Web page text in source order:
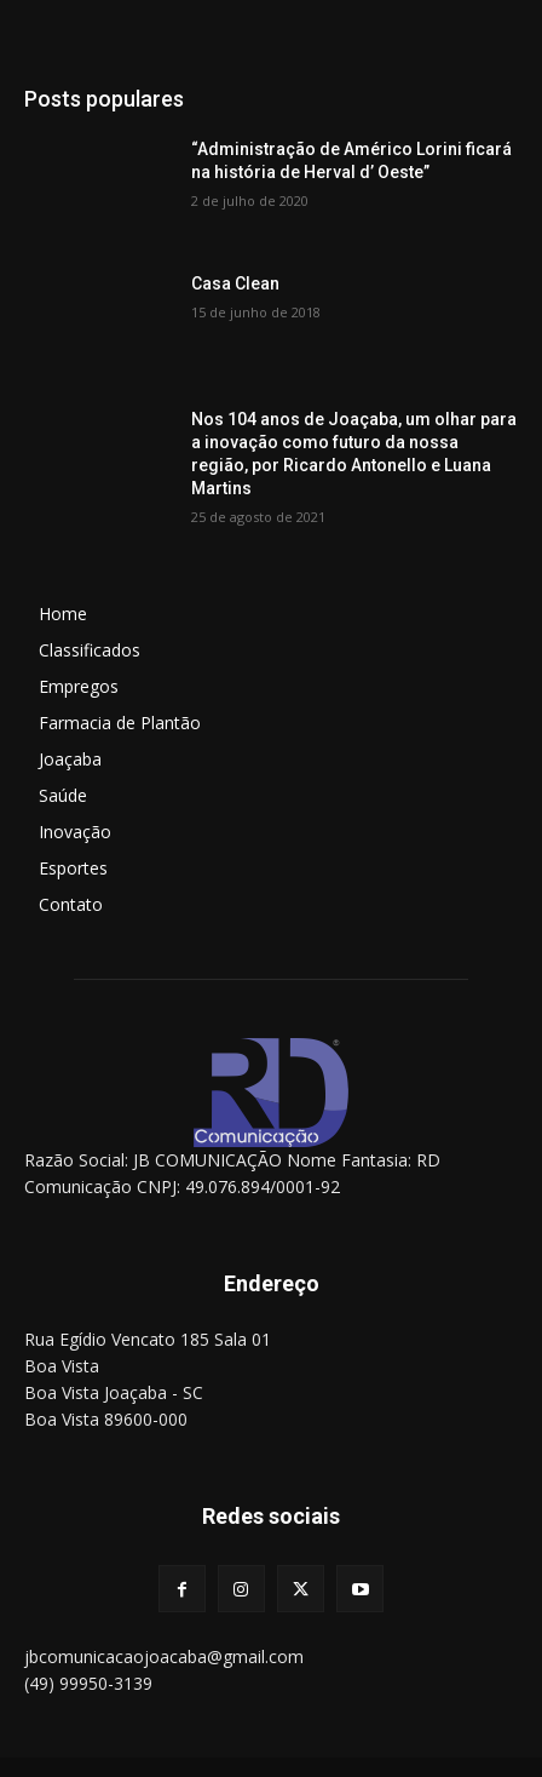
Posts populares
“Administração de Américo Lorini ficará
na história de Herval d’ Oeste”
2 de julho de 2020
Casa Clean
15 de junho de 2018
Nos 104 anos de Joaçaba, um olhar para
a inovação como futuro da nossa
região, por Ricardo Antonello e Luana
Martins
25 de agosto de 2021
Home
Classificados
Empregos
Farmacia de Plantão
Joaçaba
Saúde
Inovação
Esportes
Contato
Razão Social: JB COMUNICAÇÃO Nome Fantasia: RD
Comunicação CNPJ: 49.076.894/0001-92
Endereço
Rua Egídio Vencato 185 Sala 01
Boa Vista
Boa Vista Joaçaba - SC
Boa Vista 89600-000
Redes sociais
jbcomunicacaojoacaba@gmail.com
(49) 99950-3139